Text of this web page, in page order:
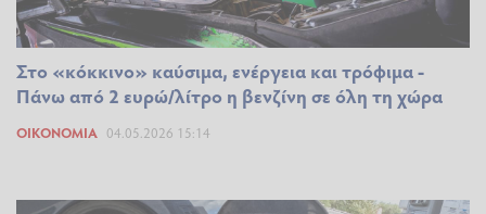
Στο «κόκκινο» καύσιμα, ενέργεια και τρόφιμα -
Πάνω από 2 ευρώ/λίτρο η βενζίνη σε όλη τη χώρα
ΟΙΚΟΝΟΜΊΑ 04.05.2026 15:14